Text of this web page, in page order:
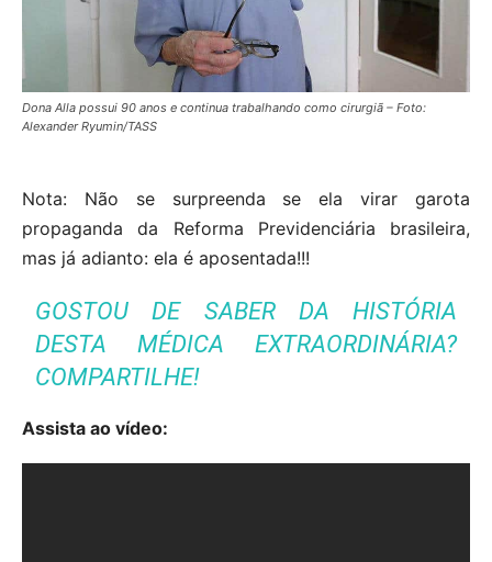
Dona Alla possui 90 anos e continua trabalhando como cirurgiã – Foto:
Alexander Ryumin/TASS
Nota: Não se surpreenda se ela virar garota
propaganda da Reforma Previdenciária brasileira,
mas já adianto: ela é aposentada!!!
GOSTOU DE SABER DA HISTÓRIA
DESTA MÉDICA EXTRAORDINÁRIA?
COMPARTILHE!
Assista ao vídeo: